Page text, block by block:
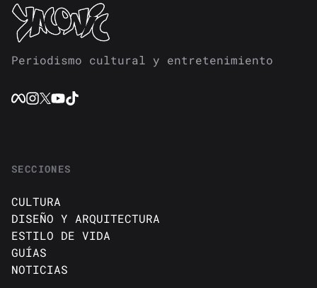
Periodismo cultural y entretenimiento
SECCIONES
CULTURA
DISEÑO Y ARQUITECTURA
ESTILO DE VIDA
GUÍAS
NOTICIAS